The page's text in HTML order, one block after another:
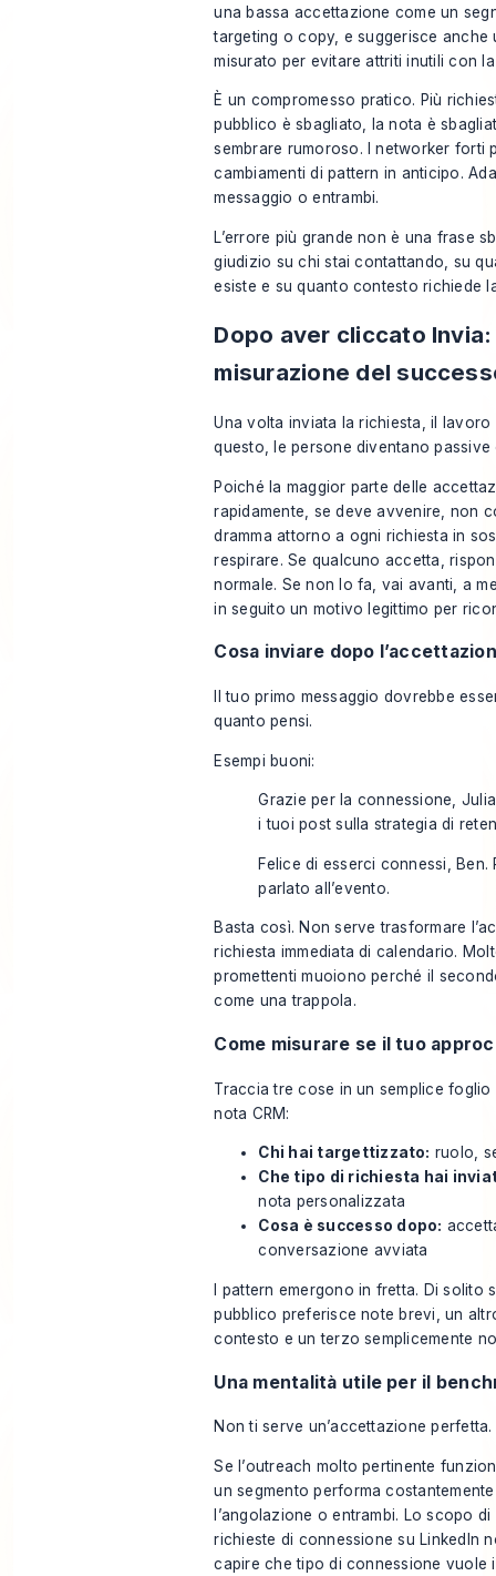
una bassa accettazione come un
targeting o copy, e suggerisce anche
misurato per evitare attriti inutili con
È un compromesso pratico. Più
pubblico è sbagliato, la nota è
sembrare rumoroso. I networker forti
cambiamenti di pattern in anticipo.
messaggio o entrambi.
L’errore più grande non è una frase
giudizio su chi stai contattando, su
esiste e su quanto contesto richiede
Dopo aver cliccato
misurazione del
Una volta inviata la richiesta, il
questo, le persone diventano passive
Poiché la maggior parte delle
rapidamente, se deve avvenire, non
dramma attorno a ogni richiesta in
respirare. Se qualcuno accetta,
normale. Se non lo fa, vai avanti, a
in seguito un motivo legittimo per
Cosa inviare dopo
Il tuo primo messaggio dovrebbe
quanto pensi.
Esempi buoni:
Grazie per la connessione,
i tuoi post sulla strategia di
Felice di esserci connessi, Ben.
parlato all’evento.
Basta così. Non serve trasformare
richiesta immediata di calendario.
promettenti muoiono perché il
come una trappola.
Come misurare se il tuo
Traccia tre cose in un semplice
nota CRM:
Chi hai targettizzato: ruolo,
Che tipo di richiesta hai
nota personalizzata
Cosa è successo dopo:
conversazione avviata
I pattern emergono in fretta. Di solito
pubblico preferisce note brevi, un
contesto e un terzo semplicemente
Una mentalità utile per il
Non ti serve un’accettazione
Se l’outreach molto pertinente
un segmento performa
l’angolazione o entrambi. Lo scopo
richieste di connessione su LinkedIn
capire che tipo di connessione vuole